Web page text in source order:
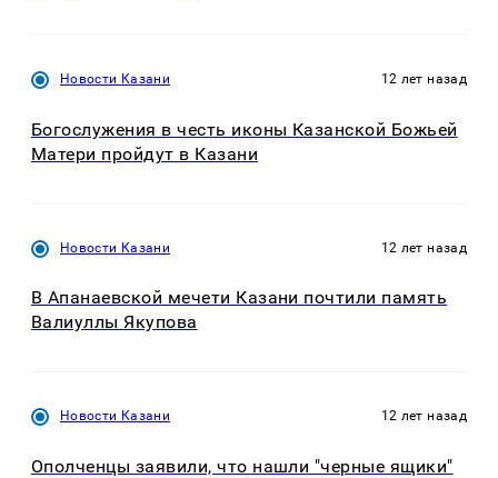
Новости Казани 12 лет назад
Богослужения в честь иконы Казанской Божьей
Матери пройдут в Казани
Новости Казани 12 лет назад
В Апанаевской мечети Казани почтили память
Валиуллы Якупова
Новости Казани 12 лет назад
Ополченцы заявили, что нашли "черные ящики"